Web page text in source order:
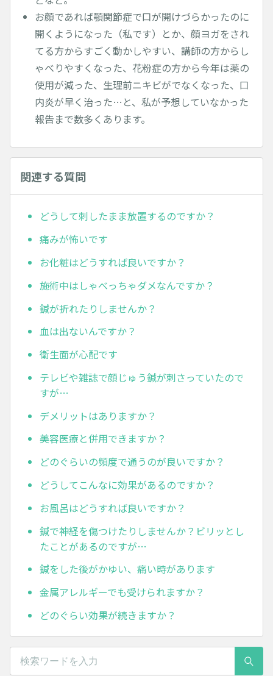
お顔であれば顎関節症で口が開けづらかったのに
開くようになった（私です）とか、顔ヨガをされ
てる方からすごく動かしやすい、講師の方からし
ゃべりやすくなった、花粉症の方から今年は薬の
使用が減った、生理前ニキビがでなくなった、口
内炎が早く治った…と、私が予想していなかった
報告まで数多くあります。
関連する質問
どうして刺したまま放置するのですか？
痛みが怖いです
お化粧はどうすれば良いですか？
施術中はしゃべっちゃダメなんですか？
鍼が折れたりしませんか？
血は出ないんですか？
衛生面が心配です
テレビや雑誌で顔じゅう鍼が刺さっていたので
すが…
デメリットはありますか？
美容医療と併用できますか？
どのぐらいの頻度で通うのが良いですか？
どうしてこんなに効果があるのですか？
お風呂はどうすれば良いですか？
鍼で神経を傷つけたりしませんか？ビリッとし
たことがあるのですが…
鍼をした後がかゆい、痛い時があります
金属アレルギーでも受けられますか？
どのぐらい効果が続きますか？